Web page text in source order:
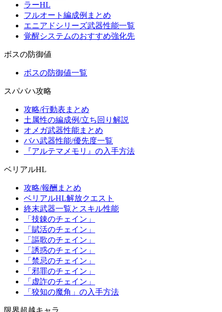
ラーHL
フルオート編成例まとめ
エニアドシリーズ武器性能一覧
覚醒システムのおすすめ強化先
ボスの防御値
ボスの防御値一覧
スパバハ攻略
攻略/行動表まとめ
土属性の編成例/立ち回り解説
オメガ武器性能まとめ
バハ武器性能/優先度一覧
『アルテマメモリ』の入手方法
ベリアルHL
攻略/報酬まとめ
ベリアルHL解放クエスト
終末武器一覧とスキル性能
「技錬のチェイン」
「賦活のチェイン」
「謳歌のチェイン」
「誘惑のチェイン」
「禁忌のチェイン」
「邪罪のチェイン」
「虚詐のチェイン」
「狡知の魔角」の入手方法
限界超越キャラ